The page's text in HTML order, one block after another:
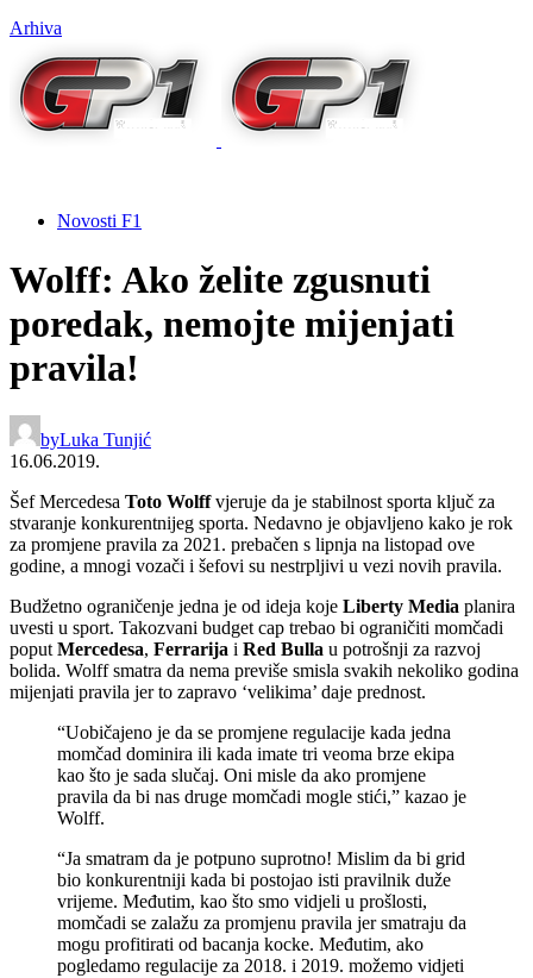
Arhiva
Novosti F1
Wolff: Ako želite zgusnuti
poredak, nemojte mijenjati
pravila!
byLuka Tunjić
16.06.2019.
Šef Mercedesa Toto Wolffvjeruje da je stabilnost sporta ključ za
stvaranje konkurentnijeg sporta. Nedavno je objavljeno kako je rok
za promjene pravila za 2021. prebačen s lipnja na listopad ove
godine, a mnogi vozači i šefovi su nestrpljivi u vezi novih pravila.
Budžetno ograničenje jedna je od ideja koje Liberty Media planira
uvesti u sport. Takozvani budget cap trebao bi ograničiti momčadi
poput Mercedesa, Ferrarija i Red Bulla u potrošnji za razvoj
bolida. Wolff smatra da nema previše smisla svakih nekoliko godina
mijenjati pravila jer to zapravo ‘velikima’ daje prednost.
“Uobičajeno je da se promjene regulacije kada jedna
momčad dominira ili kada imate tri veoma brze ekipa
kao što je sada slučaj. Oni misle da ako promjene
pravila da bi nas druge momčadi mogle stići,” kazao je
Wolff.
“Ja smatram da je potpuno suprotno! Mislim da bi grid
bio konkurentniji kada bi postojao isti pravilnik duže
vrijeme. Međutim, kao što smo vidjeli u prošlosti,
momčadi se zalažu za promjenu pravila jer smatraju da
mogu profitirati od bacanja kocke. Međutim, ako
pogledamo regulacije za 2018. i 2019. možemo vidjeti